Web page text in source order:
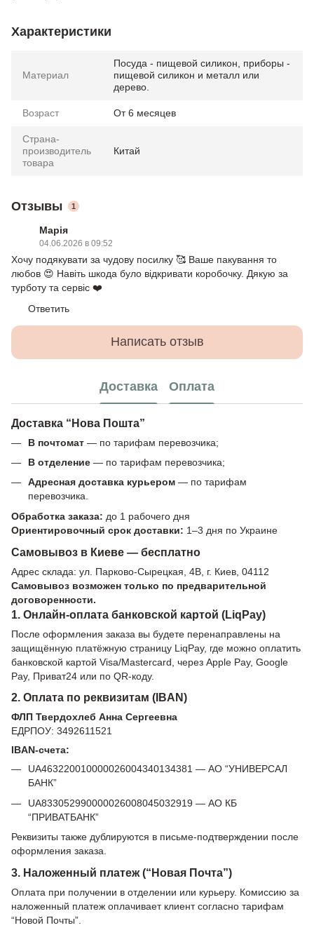
Характеристики
Материал
Посуда - пищевой силикон, приборы -
пищевой силикон и металл или
дерево.
Возраст От 6 месяцев
Страна-
производитель
товара
Китай
Отзывы 1
Марія
04.06.2026 в 09:52
Хочу подякувати за чудову посилку 🥰 Ваше пакування то
любов 😍 Навіть шкода було відкривати коробочку. Дякую за
турботу та сервіс ❤️
Ответить
Написать отзыв
Доставка Оплата
Доставка “Нова Пошта”
В почтомат — по тарифам перевозчика;
В отделение — по тарифам перевозчика;
Адресная доставка курьером — по тарифам
перевозчика.
Обработка заказа: до 1 рабочего дня
Ориентировочный срок доставки: 1–3 дня по Украине
Самовывоз в Киеве — бесплатно
Адрес склада: ул. Парково-Сырецкая, 4В, г. Киев, 04112
Самовывоз возможен только по предварительной
договоренности.
1. Онлайн-оплата банковской картой (LiqPay)
После оформления заказа вы будете перенаправлены на
защищённую платёжную страницу LiqPay, где можно оплатить
банковской картой Visa/Mastercard, через Apple Pay, Google
Pay, Приват24 или по QR-коду.
2. Оплата по реквизитам (IBAN)
ФЛП Твердохлеб Анна Сергеевна
ЕДРПОУ: 3492611521
IBAN-счета:
UA463220010000026004340134381 — АО “УНИВЕРСАЛ
БАНК”
UA833052990000026008045032919 — АО КБ
“ПРИВАТБАНК”
Реквизиты также дублируются в письме-подтверждении после
оформления заказа.
3. Наложенный платеж (“Новая Почта”)
Оплата при получении в отделении или курьеру. Комиссию за
наложенный платеж оплачивает клиент согласно тарифам
“Новой Почты”.